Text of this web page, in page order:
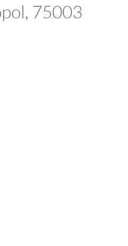
75003